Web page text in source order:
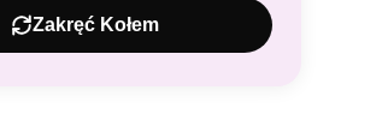
Zakręć Kołem